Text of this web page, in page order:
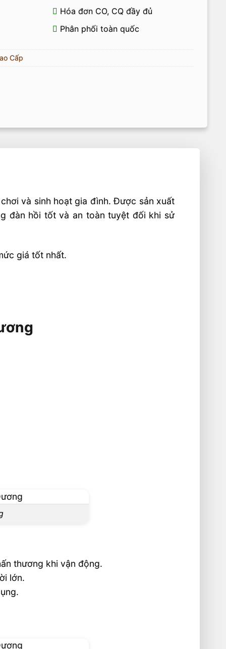
Hóa đơn CO, CQ đầy đủ
Phân phối toàn quốc
Cấp
và sinh hoạt gia đình. Được sản xuất
đàn hồi tốt và an toàn tuyệt đối khi sử
giá tốt nhất.
thương khi vận động.
lớn.